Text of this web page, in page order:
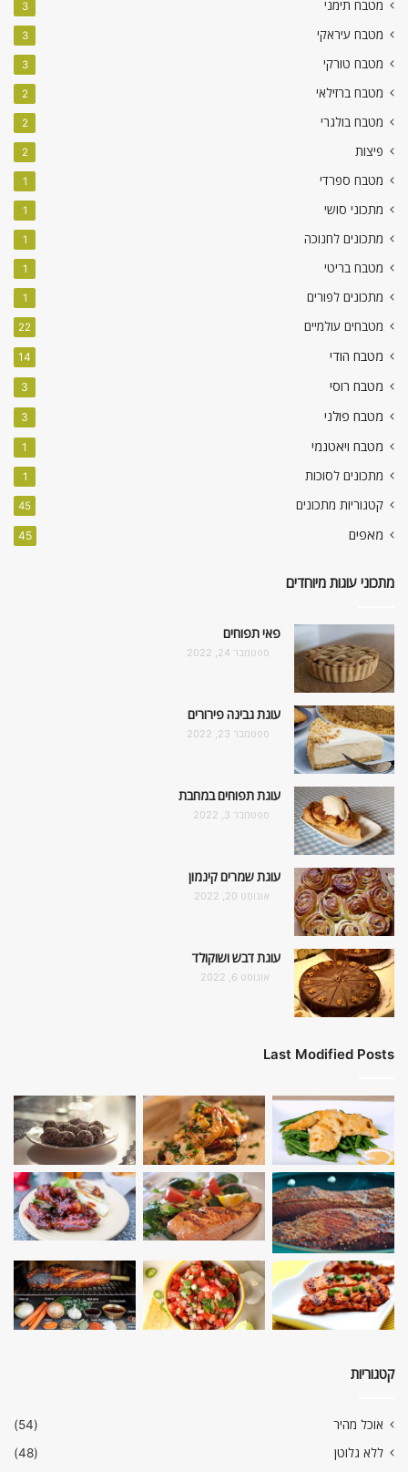
מטבח תימני 3
מטבח עיראקי 3
מטבח טורקי 3
מטבח ברזילאי 2
מטבח בולגרי 2
פיצות 2
מטבח ספרדי 1
מתכוני סושי 1
מתכונים לחנוכה 1
מטבח בריטי 1
מתכונים לפורים 1
מטבחים עולמיים 22
מטבח הודי 14
מטבח רוסי 3
מטבח פולני 3
מטבח ויאטנמי 1
מתכונים לסוכות 1
קטגוריות מתכונים 45
מאפים 45
מתכוני עוגות מיוחדים
פאי תפוחים
ספטמבר 24, 2022
עוגת גבינה פירורים
ספטמבר 23, 2022
עוגת תפוחים במחבת
ספטמבר 3, 2022
עוגת שמרים קינמון
אוגוסט 20, 2022
עוגת דבש ושוקולד
אוגוסט 6, 2022
Last Modified Posts
קטגוריות
אוכל מהיר
(54)
ללא גלוטן
(48)